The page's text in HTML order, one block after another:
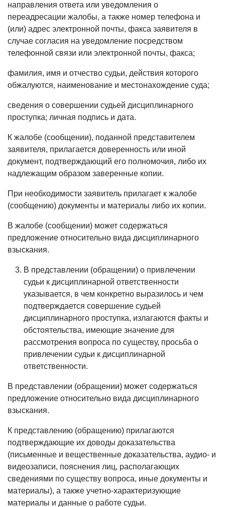
направления ответа или уведомления о
переадресации жалобы, а также номер телефона и
(или) адрес электронной почты, факса заявителя в
случае согласия на уведомление посредством
телефонной связи или электронной почты, факса;
фамилия, имя и отчество судьи, действия которого
обжалуются, наименование и местонахождение суда;
сведения о совершении судьей дисциплинарного
проступка; личная подпись и дата.
К жалобе (сообщении), поданной представителем
заявителя, прилагается доверенность или иной
документ, подтверждающий его полномочия, либо их
надлежащим образом заверенные копии.
При необходимости заявитель прилагает к жалобе
(сообщению) документы и материалы либо их копии.
В жалобе (сообщении) может содержаться
предложение относительно вида дисциплинарного
взыскания.
В представлении (обращении) о привлечении
судьи к дисциплинарной ответственности
указывается, в чем конкретно выразилось и чем
подтверждается совершение судьей
дисциплинарного проступка, излагаются факты и
обстоятельства, имеющие значение для
рассмотрения вопроса по существу, просьба о
привлечении судьи к дисциплинарной
ответственности.
В представлении (обращении) может содержаться
предложение относительно вида дисциплинарного
взыскания.
К представлению (обращению) прилагаются
подтверждающие их доводы доказательства
(письменные и вещественные доказательства, аудио- и
видеозаписи, пояснения лиц, располагающих
сведениями по существу вопроса, иные документы и
материалы), а также учетно-характеризующие
материалы и данные о работе судьи.